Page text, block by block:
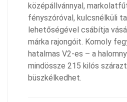
középállvánnyal,
fényszóróval, kulcsnélküli
lehetőségével csábítja
márka rajongóit. Komoly
hatalmas V2-es – a
mindössze 215 kilós
büszkélkedhet.